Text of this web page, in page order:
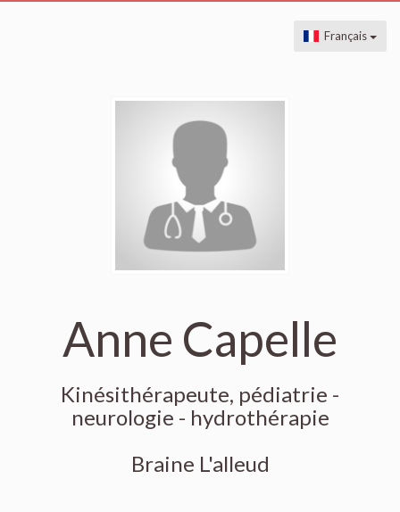
Français
Anne Capelle
Kinésithérapeute, pédiatrie -
neurologie - hydrothérapie
Braine L'alleud